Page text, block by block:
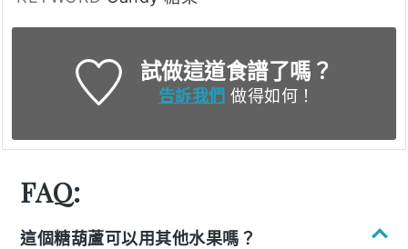
試做這道食譜了嗎？
告訴我們 做得如何！
FAQ:
這個糖葫蘆可以用其他水果嗎？